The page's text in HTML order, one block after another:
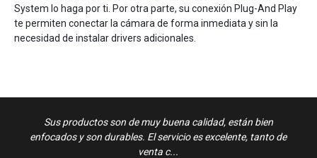
System lo haga por ti. Por otra parte, su conexión Plug-And Play
te permiten conectar la cámara de forma inmediata y sin la
necesidad de instalar drivers adicionales.
Sus productos son de muy buena calidad, están bien
enfocados y son durables. El servicio es excelente, tanto de
venta c...